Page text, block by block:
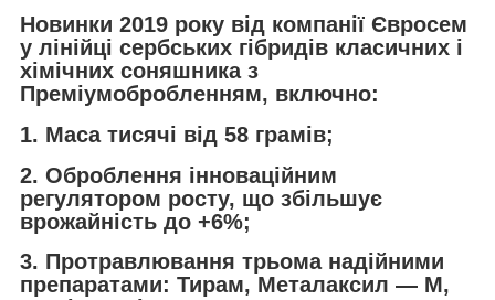
Новинки 2019 року від компанії Євросем
у лінійці сербських гібридів класичних і
хімічних соняшника з
Преміумобробленням, включно:
1. Маса тисячі від 58 грамів;
2. Оброблення інноваційним
регулятором росту, що збільшує
врожайність до +6%;
3. Протравлювання трьома надійними
препаратами: Тирам, Металаксил — М,